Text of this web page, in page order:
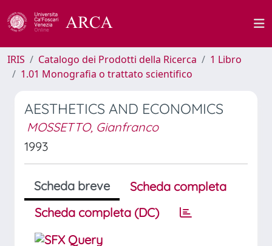
IRIS Catalogo dei Prodotti della Ricerca
1 Libro
1.01 Monografia o trattato scientifico
AESTHETICS AND ECONOMICS
MOSSETTO, Gianfranco
1993
Scheda breve
Scheda completa
Scheda completa (DC)